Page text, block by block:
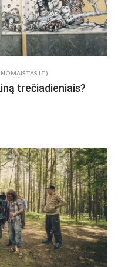
trečiadieniais?